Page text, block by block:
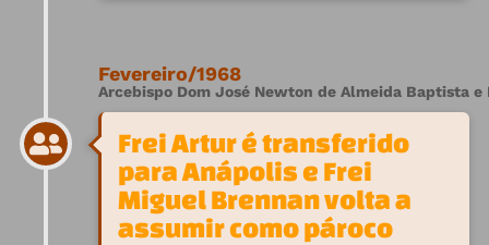
Fevereiro/1968
Arcebispo Dom José Newton de Almeida Baptista
Frei Artur é transferido
para Anápolis e Frei
Miguel Brennan volta a
assumir como pároco